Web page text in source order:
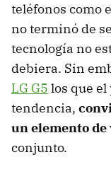
teléfonos como
no terminó de
tecnología no
debiera. Sin
LG G5 los que
tendencia,
un elemento
conjunto.